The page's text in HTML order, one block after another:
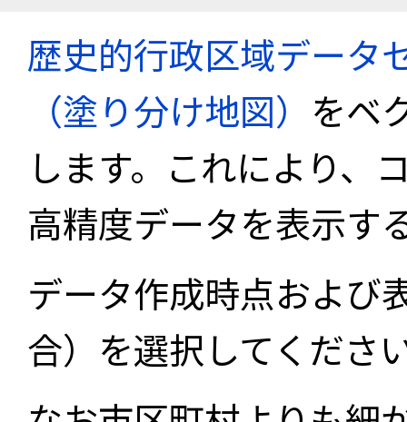
歴史的行政区域データ
（塗り分け地図） をベ
します。これにより、
高精度データを表示す
データ作成時点および
合）を選択してくださ